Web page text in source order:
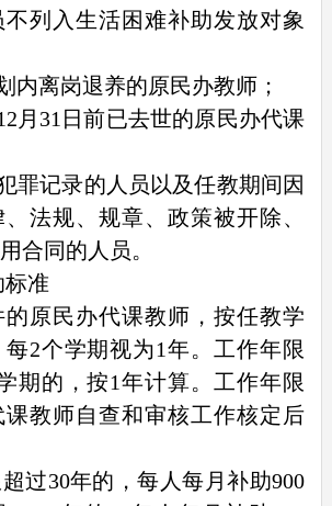
入生活困难补助发放对象
离岗退养的原民办教师；
31日前已去世的原民办代课
记录的人员以及任教期间因
法规、规章、政策被开除、
合同的人员。
标准
民办代课教师，按任教学
2个学期视为1年。工作年限
期的，按1年计算。工作年限
教师自查和审核工作核定后
30年的，每人每月补助900